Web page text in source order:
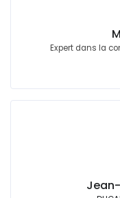
Expert dans la